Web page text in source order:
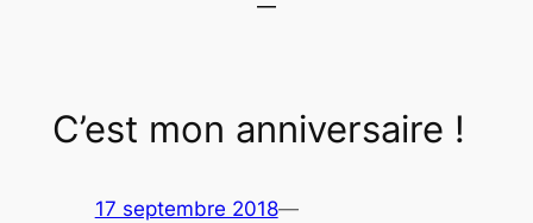
C’est mon anniversaire !
17 septembre 2018—